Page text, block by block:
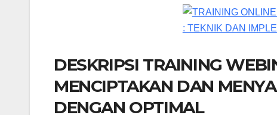
DESKRIPSI TRAINING
MENCIPTAKAN DAN
DENGAN OPTIMAL